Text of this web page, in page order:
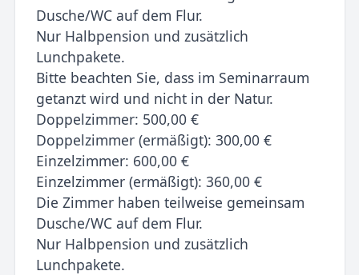
Dusche/WC auf dem Flur.
Nur Halbpension und zusätzlich
Lunchpakete.
Bitte beachten Sie, dass im Seminarraum
getanzt wird und nicht in der Natur.
Doppelzimmer: 500,00 €
Doppelzimmer (ermäßigt): 300,00 €
Einzelzimmer: 600,00 €
Einzelzimmer (ermäßigt): 360,00 €
Die Zimmer haben teilweise gemeinsam
Dusche/WC auf dem Flur.
Nur Halbpension und zusätzlich
Lunchpakete.